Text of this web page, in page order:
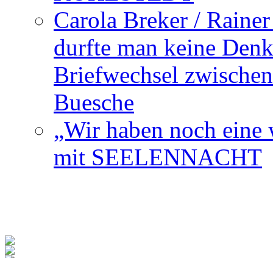
Carola Breker /
durfte man keine
Briefwechsel
Buesche
„Wir haben noch
mit SEELENNACHT